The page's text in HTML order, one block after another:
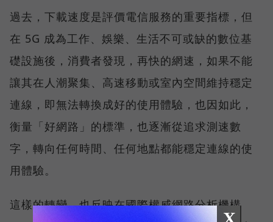
過去，下載速度是評價電信服務的重要指標，但
在 5G 成為工作、娛樂、生活不可或缺的數位基
礎設施後，消費者發現，再快的網速，如果不能
讓其在人潮聚集、高速移動或室內空間維持穩定
連線，即無法轉換成好的使用體驗，也因如此，
衡量「好網路」的標準，也逐漸從追求測速數
字，轉向任何時間、任何地點都能穩定連線的使
用體驗。
這樣的轉變，也反映在國際權威網路分析機構
X